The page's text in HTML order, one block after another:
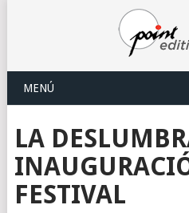
MENÚ
LA
FESTIVAL